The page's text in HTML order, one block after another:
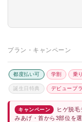
プラン・キャンペーン
都度払い可 学割 乗
誕生日特典 デビュープ
キャンペーン
ヒゲ脱
みあげ・首から3部位を